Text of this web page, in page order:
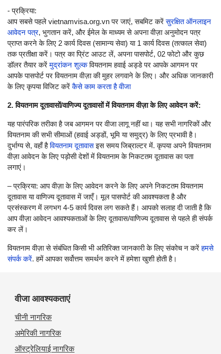
- प्रक्रिया:
आप सबसे पहले vietnamvisa.org.vn पर जाएं, सबमिट करेंसुरक्षित ऑनलाइन
आवेदन पत्र, भुगतान करें, और ईमेल के माध्यम से अपना वीज़ा अनुमोदन पत्र
प्राप्त करने के लिए 2 कार्य दिवस (सामान्य सेवा) या 1 कार्य दिवस (तत्काल सेवा)
तक प्रतीक्षा करें। पत्र का प्रिंट आउट लें, अपना पासपोर्ट, 02 फोटो और कुछ
डॉलर तैयार करेंमुद्रांकन शुल्कवियतनाम हवाई अड्डे पर आपके आगमन पर
आपके पासपोर्ट पर वियतनाम वीज़ा की मुहर लगवाने के लिए। और अधिक जानकारी
के लिए कृपया विजिट करेंकैसे काम करता है वीजा
2. वियतनाम दूतावासों/वाणिज्य दूतावासों में वियतनाम वीज़ा के लिए आवेदन करें:
यह पारंपरिक तरीका है जब आगमन पर वीजा लागू नहीं था। यह सभी नागरिकों और
वियतनाम की सभी सीमाओं (हवाई अड्डों, भूमि या समुद्र) के लिए प्रभावी है।
दुर्भाग्य से, वहाँ हैवियतनाम दूतावास इस समय जिब्राल्टर में. कृपया अपने वियतनाम
वीज़ा आवेदन के लिए पड़ोसी देशों में वियतनाम के निकटतम दूतावास का पता
लगाएं।
– प्रक्रिया: आप वीज़ा के लिए आवेदन करने के लिए अपने निकटतम वियतनाम
दूतावास या वाणिज्य दूतावास में जाएँ। मूल पासपोर्ट की आवश्यकता है और
प्रसंस्करण में लगभग 4-5 कार्य दिवस लग सकते हैं। आपको सलाह दी जाती है कि
आप वीज़ा आवेदन आवश्यकताओं के लिए दूतावास/वाणिज्य दूतावास से पहले ही संपर्क
कर लें।
वियतनाम वीज़ा से संबंधित किसी भी अतिरिक्त जानकारी के लिए संकोच न करेंहमसे
संपर्क करें. हमें आपका सर्वोत्तम समर्थन करने में हमेशा खुशी होती है।
वीजा आवश्यकताएं
चीनी नागरिक
अमेरिकी नागरिक
ऑस्ट्रेलियाई नागरिक